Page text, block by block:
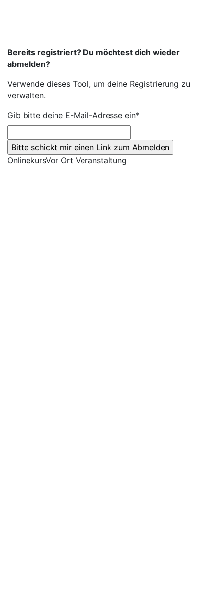
Bereits registriert? Du möchtest dich wieder
abmelden?
Verwende dieses Tool, um deine Registrierung zu
verwalten.
Gib bitte deine E-Mail-Adresse ein*
OnlinekursVor Ort Veranstaltung